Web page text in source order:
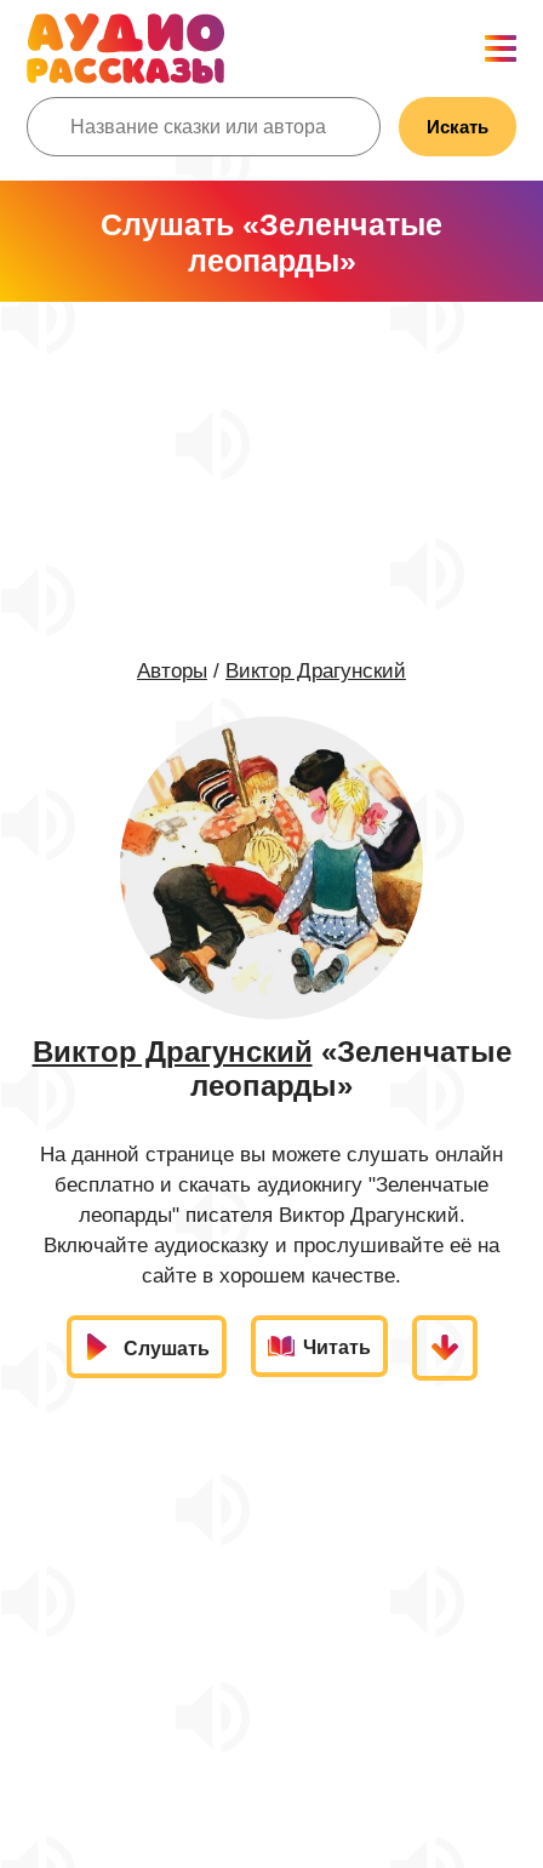
Искать
Слушать «Зеленчатые
леопарды»
Авторы / Виктор Драгунский
Виктор Драгунский «Зеленчатые
леопарды»
На данной странице вы можете слушать онлайн
бесплатно и скачать аудиокнигу "Зеленчатые
леопарды" писателя Виктор Драгунский.
Включайте аудиосказку и прослушивайте её на
сайте в хорошем качестве.
Слушать Читать